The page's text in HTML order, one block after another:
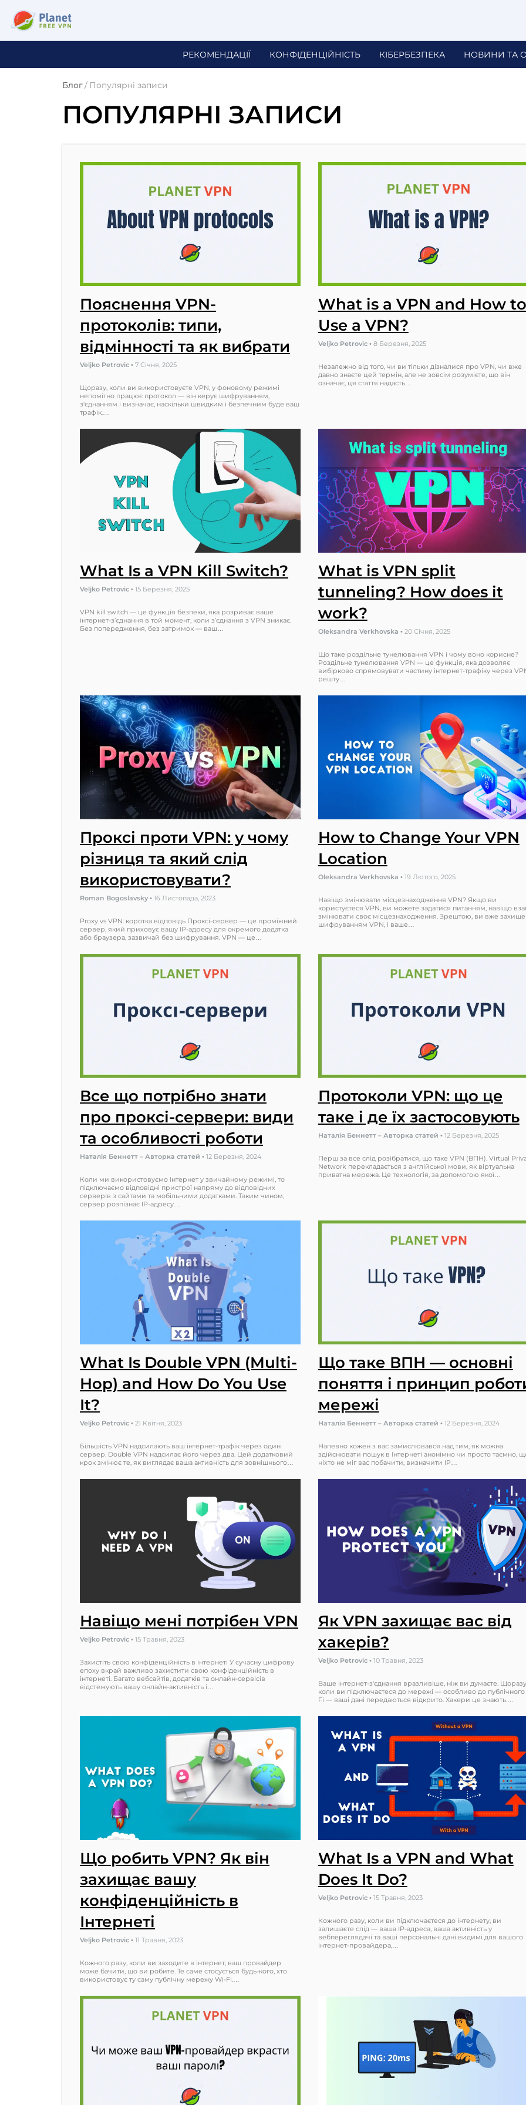
РЕКОМЕНДАЦІЇ КОНФІДЕНЦІЙНІСТЬ КІБЕРБЕЗПЕКА НОВИНИ ТА
Блог/ Популярні записи
ПОПУЛЯРНІ ЗАПИСИ
Пояснення VPN-
протоколів: типи,
відмінності та як вибрати
Veljko Petrovic • 7 Січня, 2025
Щоразу, коли ви використовуєте VPN, у фоновому режимі
непомітно працює протокол — він керує шифруванням,
з'єднанням і визначає, наскільки швидким і безпечним буде ваш
трафік.…
What is a VPN and How to
Use a VPN?
Veljko Petrovic • 8 Березня, 2025
Незалежно від того, чи ви тільки дізналися про VPN, чи вже
давно знаєте цей термін, але не зовсім розумієте, що він
означає, ця стаття надасть…
What Is a VPN Kill Switch?
Veljko Petrovic • 15 Березня, 2025
VPN kill switch — це функція безпеки, яка розриває ваше
інтернет-з’єднання в той момент, коли з’єднання з VPN зникає.
Без попередження, без затримок — ваш…
What is VPN split
tunneling? How does it
work?
Oleksandra Verkhovska • 20 Січня, 2025
Що таке роздільне тунелювання VPN і чому воно корисне?
Роздільне тунелювання VPN — це функція, яка дозволяє
вибірково спрямовувати частину інтернет-трафіку через
решту…
Проксі проти VPN: у чому
різниця та який слід
використовувати?
Roman Bogoslavsky • 16 Листопада, 2023
Proxy vs VPN: коротка відповідь Проксі-сервер — це проміжний
сервер, який приховує вашу IP-адресу для окремого додатка
або браузера, зазвичай без шифрування. VPN — це…
How to Change Your VPN
Location
Oleksandra Verkhovska • 19 Лютого, 2025
Навіщо змінювати місцезнаходження VPN? Якщо ви
користуєтеся VPN, ви можете задатися питанням, навіщо
змінювати своє місцезнаходження. Зрештою, ви вже
шифруванням VPN, і ваше…
Все що потрібно знати
про проксі-сервери: види
та особливості роботи
Наталія Беннетт – Авторка статей • 12 Березня, 2024
Коли ми використовуємо Інтернет у звичайному режимі, то
підключаємо відповідні пристрої напряму до відповідних
серверів з сайтами та мобільними додатками. Таким чином,
сервер розпізнає IP-адресу…
Протоколи VPN: що це
таке і де їх застосовують
Наталія Беннетт – Авторка статей • 12 Березня, 2025
Перш за все слід розібратися, що таке VPN (ВПН). Virtual
Network перекладається з англійської мови, як віртуальна
приватна мережа. Це технологія, за допомогою якої…
What Is Double VPN (Multi-
Hop) and How Do You Use
It?
Veljko Petrovic • 21 Квітня, 2023
Більшість VPN надсилають ваш інтернет-трафік через один
сервер. Double VPN надсилає його через два. Цей додатковий
крок змінює те, як виглядає ваша активність для зовнішнього…
Що таке ВПН — основні
поняття і принцип
мережі
Наталія Беннетт – Авторка статей • 12 Березня, 2024
Напевно кожен з вас замислювався над тим, як можна
здійснювати пошук в Інтернеті анонімно чи просто таємно,
ніхто не міг вас побачити, визначити IP…
Навіщо мені потрібен VPN
Veljko Petrovic • 15 Травня, 2023
Захистіть свою конфіденційність в інтернеті У сучасну цифрову
епоху вкрай важливо захистити свою конфіденційність в
інтернеті. Багато вебсайтів, додатків та онлайн-сервісів
відстежують вашу онлайн-активність і…
Як VPN захищає вас від
хакерів?
Veljko Petrovic • 10 Травня, 2023
Ваше інтернет-з'єднання вразливіше, ніж ви думаєте.
коли ви підключаєтеся до мережі — особливо до
Fi — ваші дані передаються відкрито. Хакери це знають.…
Що робить VPN? Як він
захищає вашу
конфіденційність в
Інтернеті
Veljko Petrovic • 11 Травня, 2023
Кожного разу, коли ви заходите в інтернет, ваш провайдер
може бачити, що ви робите. Те саме стосується будь-кого, хто
використовує ту саму публічну мережу Wi-Fi.…
What Is a VPN and What
Does It Do?
Veljko Petrovic • 15 Травня, 2023
Кожного разу, коли ви підключаєтеся до інтернету, ви
залишаєте слід — ваша IP-адреса, ваша активність у
вебпереглядачі та ваші персональні дані видимі для вашого
інтернет-провайдера,…